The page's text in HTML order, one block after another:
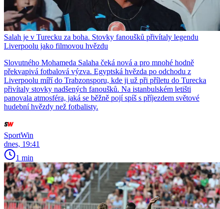
Salah je v Turecku za boha. Stovky fanoušků přivítaly legendu
Liverpoolu jako filmovou hvězdu
Slovutného Mohameda Salaha čeká nová a pro mnohé hodně
překvapivá fotbalová výzva. Egyptská hvězda po odchodu z
Liverpoolu míří do Trabzonsporu, kde ji už při příletu do Turecka
přivítaly stovky nadšených fanoušků. Na istanbulském letišti
panovala atmosféra, jaká se běžně pojí spíš s příjezdem světové
hudební hvězdy než fotbalisty.
SportWin
dnes, 19:41
1 min